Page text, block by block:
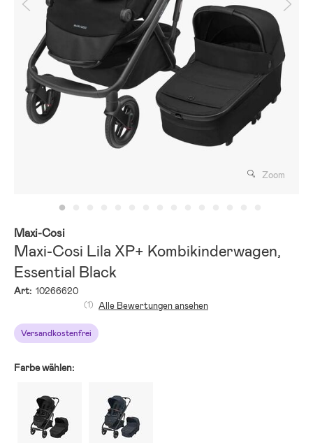
Zoom
Maxi-Cosi
Maxi-Cosi Lila XP+ Kombikinderwagen,
Essential Black
Art: 10266620
Versandkostenfrei
(1) Alle Bewertungen ansehen
Farbe wählen: